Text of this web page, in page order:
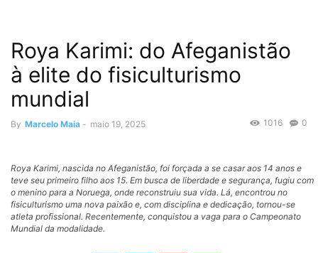
Roya Karimi: do Afeganistão
à elite do fisiculturismo
mundial
By Marcelo Maia - maio 19, 2025 0
1016
Roya Karimi, nascida no Afeganistão, foi forçada a se casar aos 14 anos e
teve seu primeiro filho aos 15. Em busca de liberdade e segurança, fugiu com
o menino para a Noruega, onde reconstruiu sua vida. Lá, encontrou no
fisiculturismo uma nova paixão e, com disciplina e dedicação, tornou-se
atleta profissional. Recentemente, conquistou a vaga para o Campeonato
Mundial da modalidade.